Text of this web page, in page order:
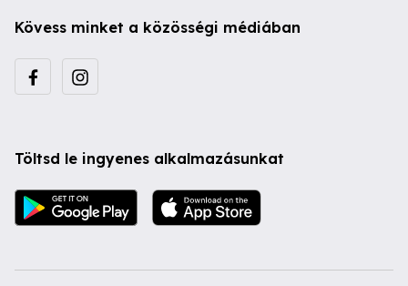
Kövess minket a közösségi médiában
Töltsd le ingyenes alkalmazásunkat